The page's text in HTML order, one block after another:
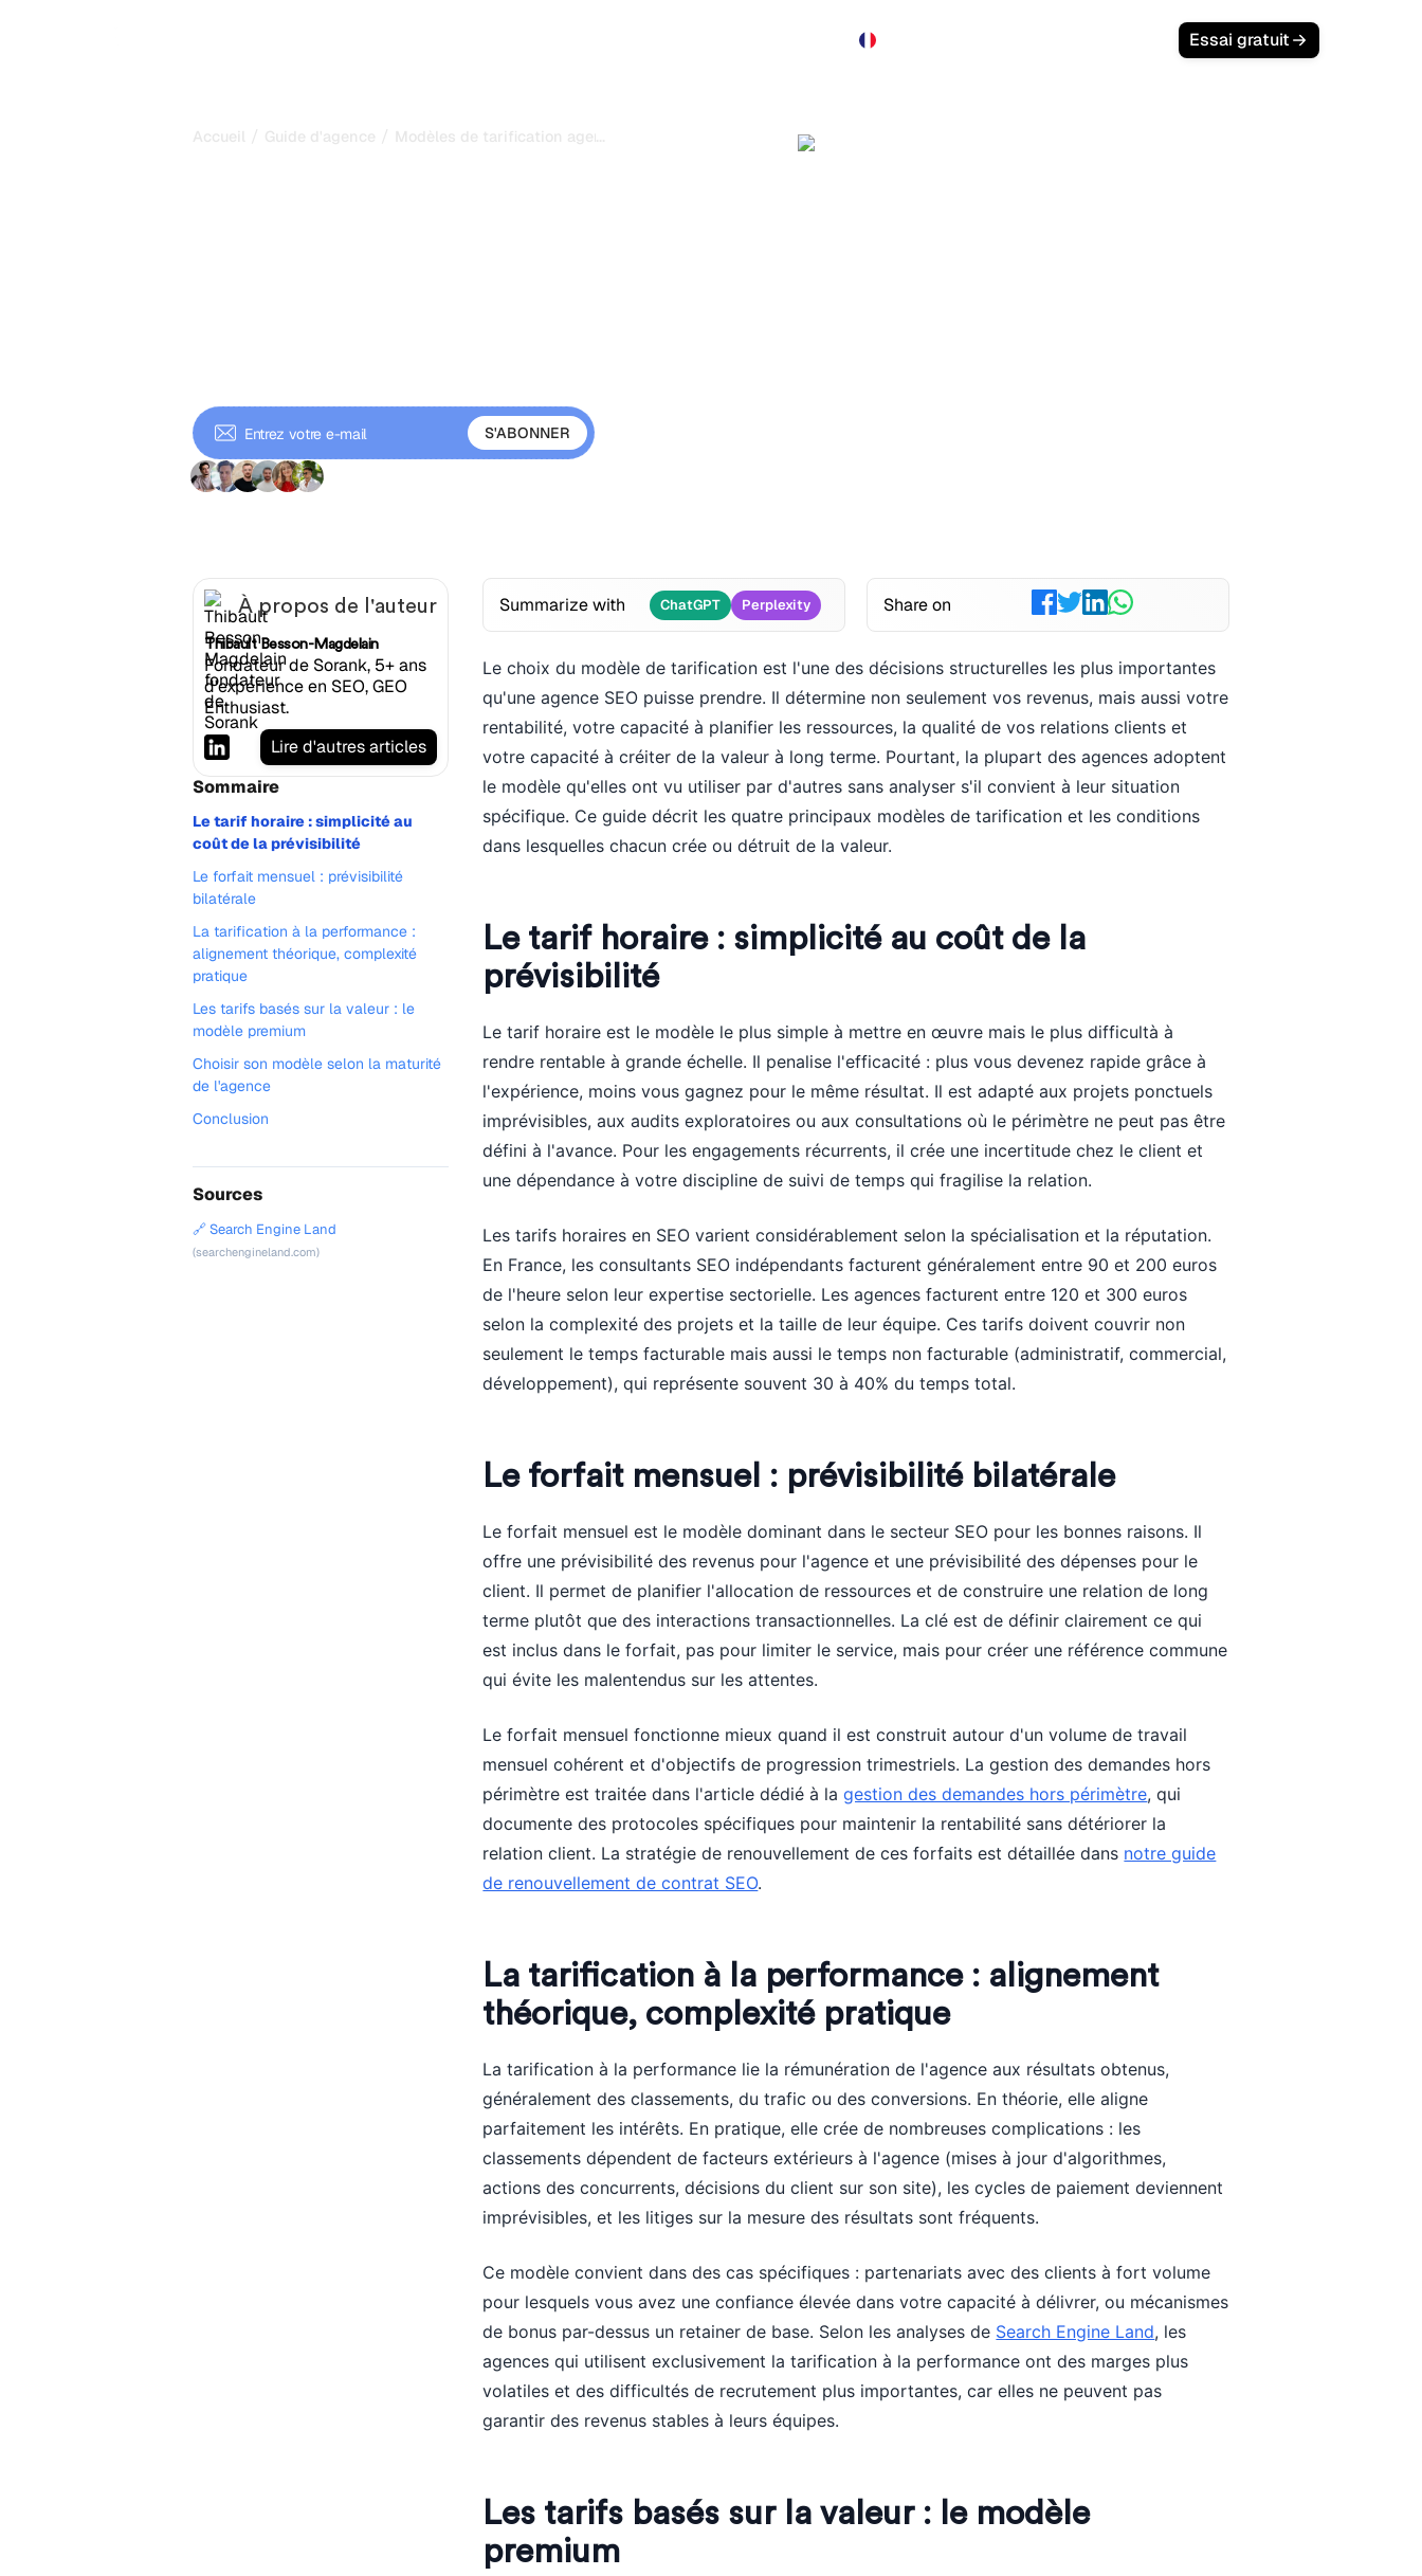
Essai gratuit
Accueil / Guide d'agence / Modèles de tarification agence SEO : guide complet
...
À propos de l'auteur
Thibault Besson-Magdelain
Fondateur de Sorank, 5+ ans
d'expérience en SEO, GEO
Enthusiast.
Lire d'autres articles
Sommaire
Le tarif horaire : simplicité au
coût de la prévisibilité
Le forfait mensuel : prévisibilité
bilatérale
La tarification à la performance :
alignement théorique, complexité
pratique
Les tarifs basés sur la valeur : le
modèle premium
Choisir son modèle selon la maturité
de l'agence
Conclusion
Sources
🔗 Search Engine Land
(searchengineland.com)
Summarize with ChatGPT Perplexity Share on
Le choix du modèle de tarification est l'une des décisions structurelles les plus importantes
qu'une agence SEO puisse prendre. Il détermine non seulement vos revenus, mais aussi votre
rentabilité, votre capacité à planifier les ressources, la qualité de vos relations clients et
votre capacité à créiter de la valeur à long terme. Pourtant, la plupart des agences adoptent
le modèle qu'elles ont vu utiliser par d'autres sans analyser s'il convient à leur situation
spécifique. Ce guide décrit les quatre principaux modèles de tarification et les conditions
dans lesquelles chacun crée ou détruit de la valeur.
Le tarif horaire : simplicité au coût de la
prévisibilité
Le tarif horaire est le modèle le plus simple à mettre en œuvre mais le plus difficultà à
rendre rentable à grande échelle. Il penalise l'efficacité : plus vous devenez rapide grâce à
l'expérience, moins vous gagnez pour le même résultat. Il est adapté aux projets ponctuels
imprévisibles, aux audits exploratoires ou aux consultations où le périmètre ne peut pas être
défini à l'avance. Pour les engagements récurrents, il crée une incertitude chez le client et
une dépendance à votre discipline de suivi de temps qui fragilise la relation.
Les tarifs horaires en SEO varient considérablement selon la spécialisation et la réputation.
En France, les consultants SEO indépendants facturent généralement entre 90 et 200 euros
de l'heure selon leur expertise sectorielle. Les agences facturent entre 120 et 300 euros
selon la complexité des projets et la taille de leur équipe. Ces tarifs doivent couvrir non
seulement le temps facturable mais aussi le temps non facturable (administratif, commercial,
développement), qui représente souvent 30 à 40% du temps total.
Le forfait mensuel : prévisibilité bilatérale
Le forfait mensuel est le modèle dominant dans le secteur SEO pour les bonnes raisons. Il
offre une prévisibilité des revenus pour l'agence et une prévisibilité des dépenses pour le
client. Il permet de planifier l'allocation de ressources et de construire une relation de long
terme plutôt que des interactions transactionnelles. La clé est de définir clairement ce qui
est inclus dans le forfait, pas pour limiter le service, mais pour créer une référence commune
qui évite les malentendus sur les attentes.
Le forfait mensuel fonctionne mieux quand il est construit autour d'un volume de travail
mensuel cohérent et d'objectifs de progression trimestriels. La gestion des demandes hors
périmètre est traitée dans l'article dédié à lagestion des demandes hors périmètre, qui
documente des protocoles spécifiques pour maintenir la rentabilité sans détériorer la
relation client. La stratégie de renouvellement de ces forfaits est détaillée dans notre guide
de renouvellement de contrat SEO.
La tarification à la performance : alignement
théorique, complexité pratique
La tarification à la performance lie la rémunération de l'agence aux résultats obtenus,
généralement des classements, du trafic ou des conversions. En théorie, elle aligne
parfaitement les intérêts. En pratique, elle crée de nombreuses complications : les
classements dépendent de facteurs extérieurs à l'agence (mises à jour d'algorithmes,
actions des concurrents, décisions du client sur son site), les cycles de paiement deviennent
imprévisibles, et les litiges sur la mesure des résultats sont fréquents.
Ce modèle convient dans des cas spécifiques : partenariats avec des clients à fort volume
pour lesquels vous avez une confiance élevée dans votre capacité à délivrer, ou mécanismes
de bonus par-dessus un retainer de base. Selon les analyses de Search Engine Land, les
agences qui utilisent exclusivement la tarification à la performance ont des marges plus
volatiles et des difficultés de recrutement plus importantes, car elles ne peuvent pas
garantir des revenus stables à leurs équipes.
Les tarifs basés sur la valeur : le modèle
premium